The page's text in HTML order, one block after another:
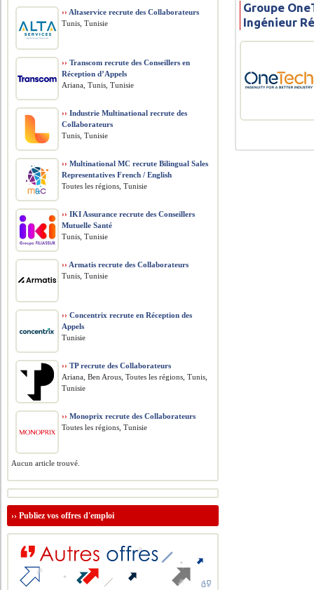
Groupe
Ingénieur
›› Altaservice recrute des Collaborateurs
Tunis, Tunisie
›› Transcom recrute des Conseillers en
Réception d’Appels
Ariana, Tunis, Tunisie
›› Industrie Multinational recrute des
Collaborateurs
Tunis, Tunisie
›› Multinational MC recrute Bilingual Sales
Representatives French / English
Toutes les régions, Tunisie
›› IKI Assurance recrute des Conseillers
Mutuelle Santé
Tunis, Tunisie
›› Armatis recrute des Collaborateurs
Tunis, Tunisie
›› Concentrix recrute en Réception des
Appels
Tunisie
›› TP recrute des Collaborateurs
Ariana, Ben Arous, Toutes les régions, Tunis,
Tunisie
›› Monoprix recrute des Collaborateurs
Toutes les régions, Tunisie
Aucun article trouvé.
››Publiez vos offres d'emploi